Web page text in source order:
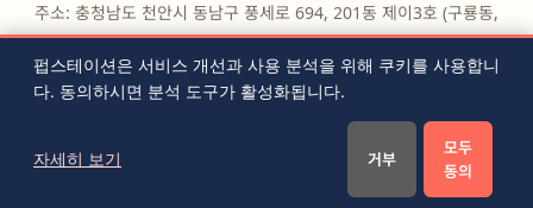
주소: 충청남도 천안시 동남구 풍세로 694, 201동 제이3호 (구룡동,
구룡빌딩)
전체 글 목록
|
이용약관
쿠키 설정 |
문의하기
© 2026 PubStation. All rights reserved.
펍스테이션은 서비스 개선과 사용 분석을 위해 쿠키를 사용합니
다. 동의하시면 분석 도구가 활성화됩니다.
자세히 보기 거부
모두
동의